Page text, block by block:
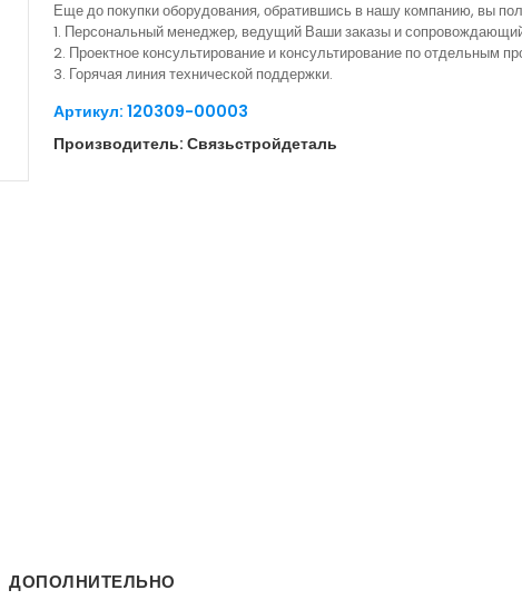
Еще до покупки оборудования, обратившись в нашу компанию, вы
1. Персональный менеджер, ведущий Ваши заказы и
2. Проектное консультирование и консультирование по отдельным
3. Горячая линия технической поддержки.
Артикул: 120309-00003
Производитель: Связьстройдеталь
ДОПОЛНИТЕЛЬНО